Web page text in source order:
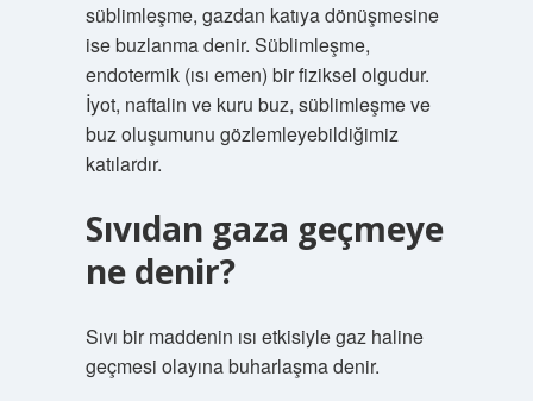
süblimleşme, gazdan katıya dönüşmesine
ise buzlanma denir. Süblimleşme,
endotermik (ısı emen) bir fiziksel olgudur.
İyot, naftalin ve kuru buz, süblimleşme ve
buz oluşumunu gözlemleyebildiğimiz
katılardır.
Sıvıdan gaza geçmeye
ne denir?
Sıvı bir maddenin ısı etkisiyle gaz haline
geçmesi olayına buharlaşma denir.